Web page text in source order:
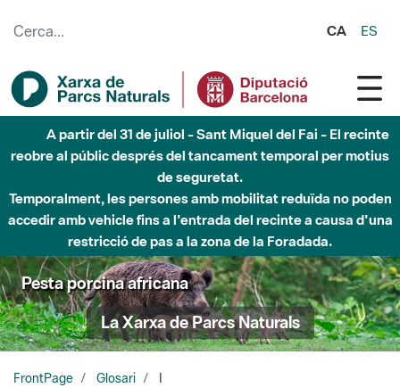
CA ES
A partir del 31 de juliol - Sant Miquel del Fai - El recinte
reobre al públic després del tancament temporal per motius
de seguretat.
Temporalment, les persones amb mobilitat reduïda no poden
accedir amb vehicle fins a l'entrada del recinte a causa d'una
restricció de pas a la zona de la Foradada.
Pesta porcina africana
La Xarxa de Parcs Naturals
FrontPage Glosari